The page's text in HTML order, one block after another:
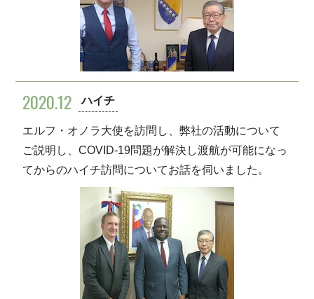
2020.12 ハイチ
エルフ・オノラ大使を訪問し、弊社の活動について
ご説明し、COVID-19問題が解決し渡航が可能になっ
てからのハイチ訪問についてお話を伺いました。